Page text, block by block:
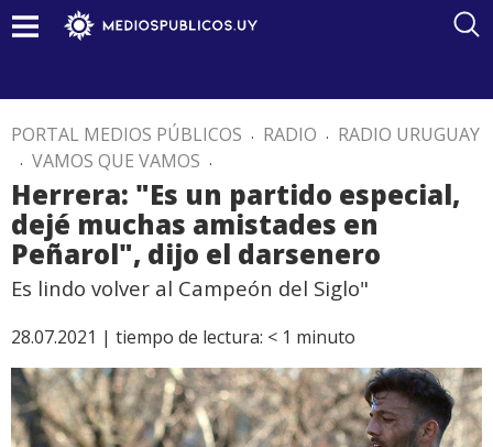
PORTAL MEDIOS PÚBLICOS . RADIO . RADIO URUGUAY
. VAMOS QUE VAMOS .
Herrera: "Es un partido especial,
dejé muchas amistades en
Peñarol", dijo el darsenero
Es lindo volver al Campeón del Siglo"
28.07.2021 | tiempo de lectura: < 1 minuto